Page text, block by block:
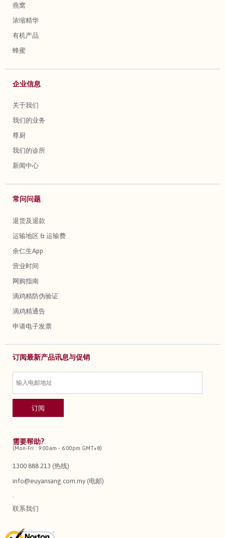
燕窝
浓缩精华
有机产品
蜂蜜
企业信息
关于我们
我们的业务
尊厨
我们的诊所
新闻中心
常问问题
退货及退款
运输地区 & 运输费
余仁生App
营业时间
网购指南
滴鸡精防伪验证
滴鸡精通告
申请电子发票
订阅最新产品讯息与促销
需要帮助?
(Mon-Fri : 9:00am - 6:00pm GMT+8)
1300 888 213 (热线)
info@euyansang.com.my (电邮)
联系我们